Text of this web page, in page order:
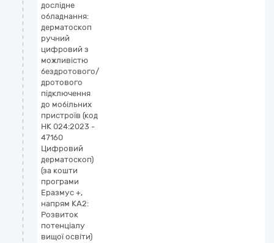
дослідне
обладнання:
дерматоскоп
ручний
цифровий з
можливістю
бездротового/
дротового
підключення
до мобільних
пристроїв (код
НК 024:2023 -
47160
Цифровий
дерматоскоп)
(за кошти
програми
Еразмус +,
напрям КА2:
Розвиток
потенціалу
вищої освіти)